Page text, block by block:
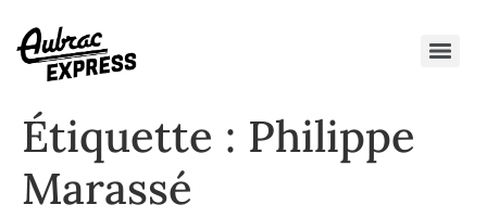
Étiquette : Philippe
Marassé